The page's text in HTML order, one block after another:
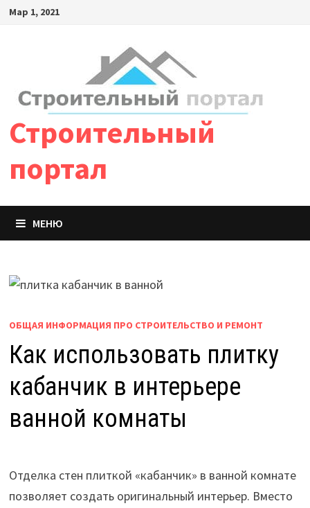
Мар 1, 2021
Строительный
портал
МЕНЮ
ОБЩАЯ ИНФОРМАЦИЯ ПРО СТРОИТЕЛЬСТВО И РЕМОНТ
Как использовать плитку
кабанчик в интерьере
ванной комнаты
Отделка стен плиткой «кабанчик» в ванной комнате
позволяет создать оригинальный интерьер. Вместо